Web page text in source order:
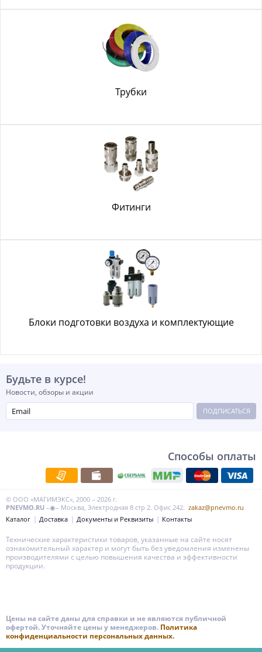
Трубки
Фитинги
Блоки подготовки воздуха и комплектующие
Будьте в курсе!
Новости, обзоры и акции
ПОДПИСАТЬСЯ
Способы оплаты
© ООО «МАГИМЭКС», 2000 – 2026 г.
PNEVMO.RU –◉– Москва, Электродная 8 стр 2. Офис 242. zakaz@pnevmo.ru
Каталог
Доставка Документы и Реквизиты Контакты
Технические характеристики товаров, указанные на сайте носят
ознакомительный характер и могут быть без уведомления изменены
производителями с целью повышения качества и эффективности
продукции.
Цены на сайте даны для справки и не являются публичной
офертой. Уточняйте цены у менеджеров. Политика
конфиденциальности персональных данных.